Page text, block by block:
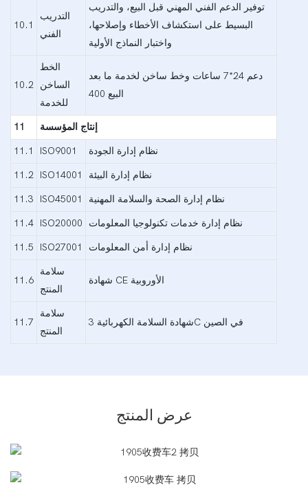
10.1
التدريب
الفني
توفير الدعم الفني المهني قبل البيع، والتدريب
البسيط على استكشاف الأخطاء وإصلاحها،
واختبار النماذج الأولية
10.2
الخط
الساخن
للخدمة
دعم 24*7 ساعات وخط ساخن لخدمة ما بعد
البيع 400
11 إنتاج المؤسسة
11.1 ISO9001 نظام إدارة الجودة
11.2 ISO14001 نظام إدارة البيئة
11.3 ISO45001 نظام إدارة الصحة والسلامة المهنية
11.4 ISO20000 نظام إدارة خدمات تكنولوجيا المعلومات
11.5 ISO27001 نظام إدارة أمن المعلومات
11.6
سلامة
المنتج
شهادة CE الأوروبية
11.7
سلامة
المنتج
شهادة السلامة الكهربائية 3C في الصين
عرض المنتج